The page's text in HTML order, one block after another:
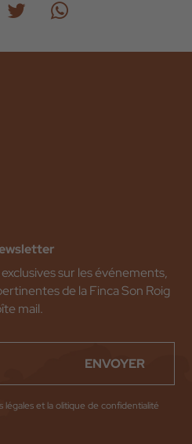
sur les événements,
de la Finca Son Roig
mail.
ENVOYER
légaleset laolitique de confidentialité